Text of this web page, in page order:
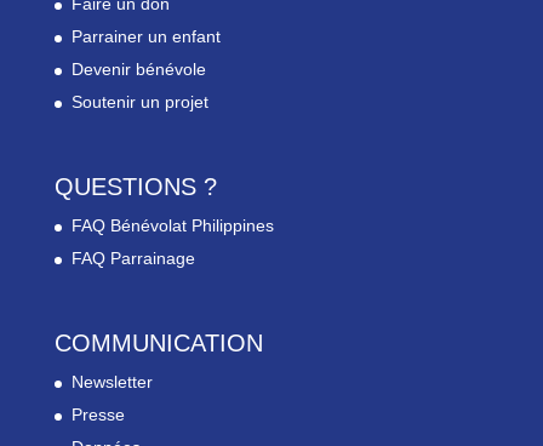
Parrainer un enfant
Devenir bénévole
Soutenir un projet
QUESTIONS ?
FAQ Bénévolat Philippines
FAQ Parrainage
COMMUNICATION
Newsletter
Presse